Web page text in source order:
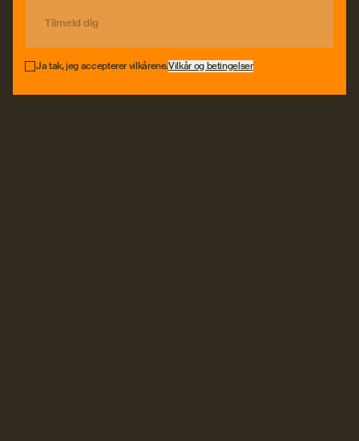
Tilmeld dig
Tilmeld dig
Ja tak, jeg accepterer vilkårene.Vilkår og betingelser